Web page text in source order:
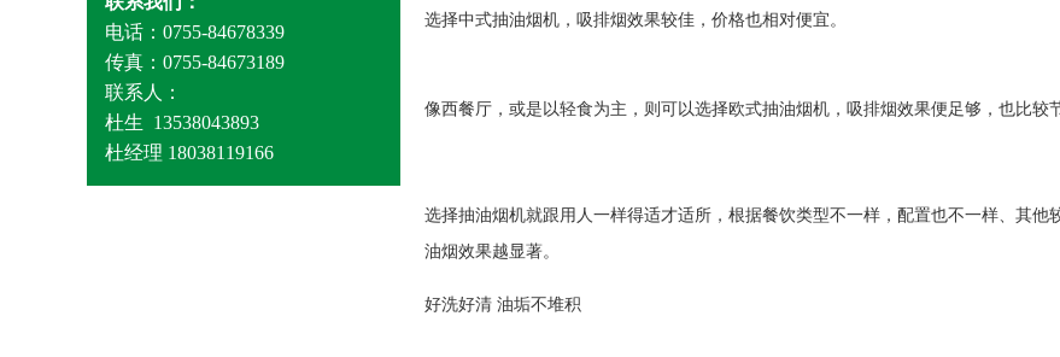
电话：0755-84678339
传真：0755-84673189
联系人：
杜生 13538043893
杜经理 18038119166
选择中式抽油烟机，吸排烟效果较佳，价格也相对便宜。
像西餐厅，或是以轻食为主，则可以选择欧式抽油烟机，吸排烟效果便足够，也比较
选择抽油烟机就跟用人一样得适才适所，根据餐饮类型不一样，配置也不一样、其
油烟效果越显著。
好洗好清 油垢不堆积